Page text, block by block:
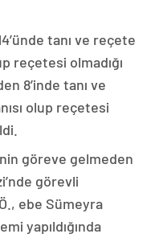
tanı ve reçete
reçetesi olmadığı
8’inde tanı ve
olup reçetesi
göreve gelmeden
görevli
ebe Sümeyra
yapıldığında